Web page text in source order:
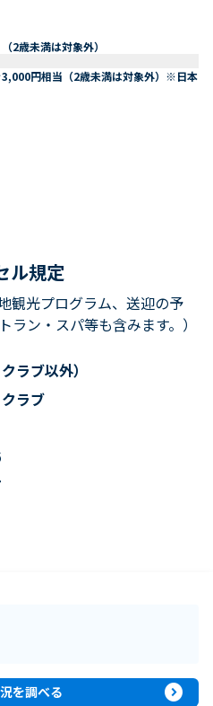
2歳未満は対象外）
円相当（2歳未満は対象外）※日本
ル規定
観光プログラム、送迎の予
ン・スパ等も含みます。）
ラブ以外）
ラブ
を調べる expand_circle_right